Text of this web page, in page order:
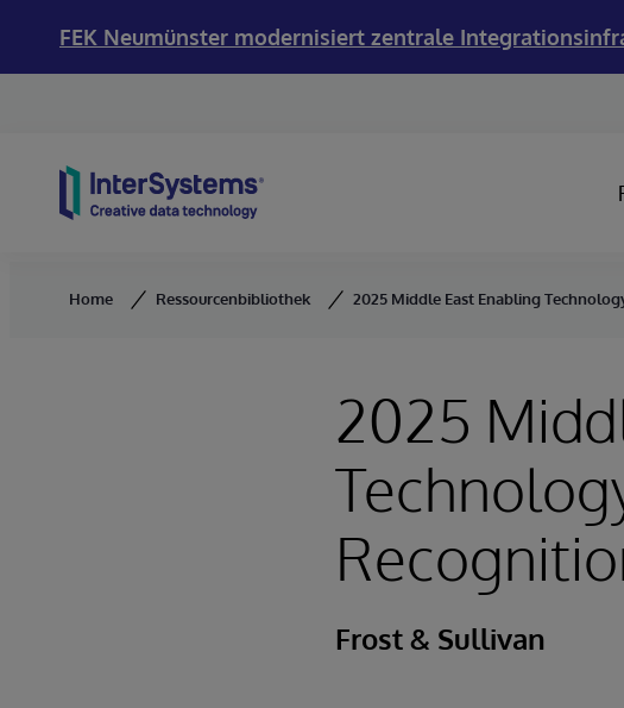
FEK Neumünster modernisiert zentrale
Home Ressourcenbibliothek 2025 Middle East Enabling
2025
Frost & Sullivan